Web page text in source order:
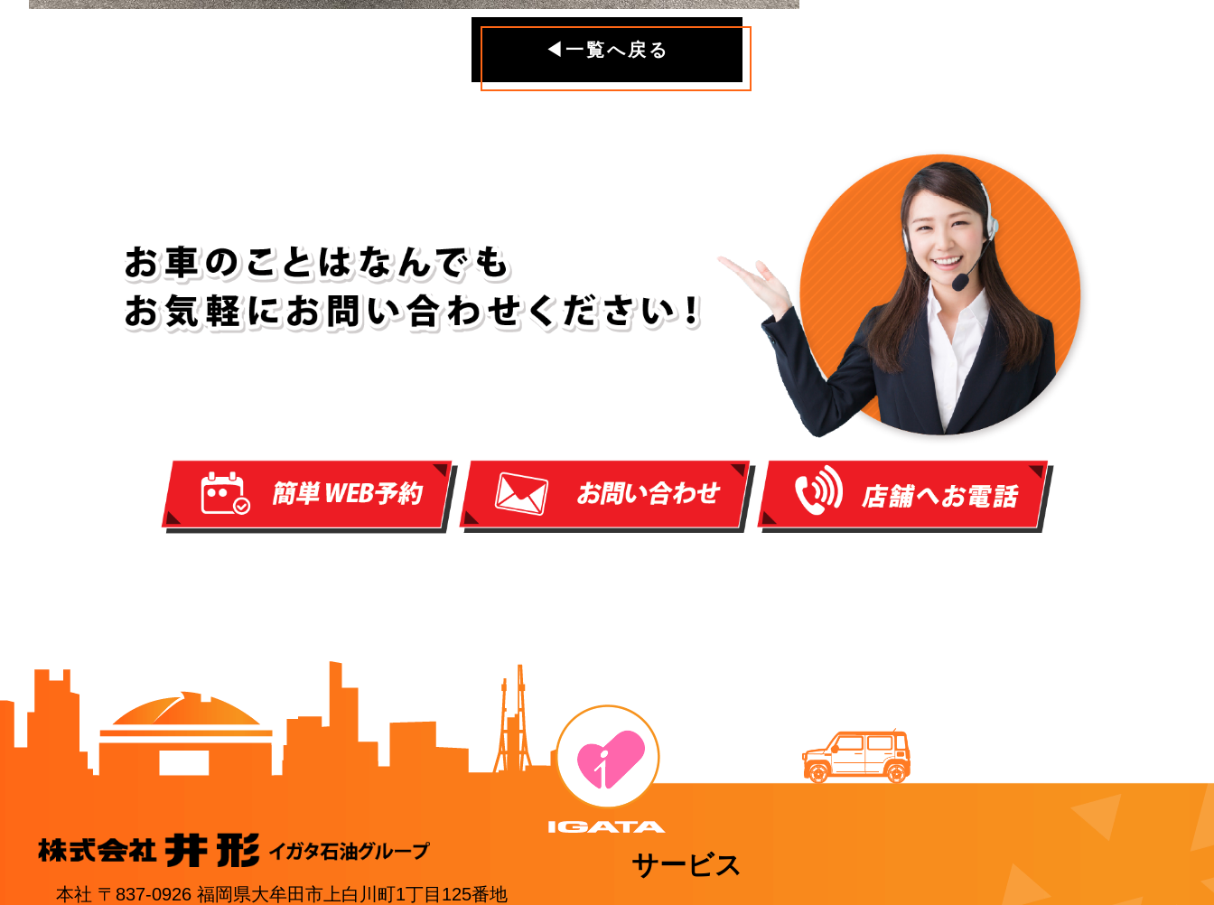
◀一覧へ戻る
本社 〒837-0926 福岡県大牟田市上白川町1丁目125番地
サービス